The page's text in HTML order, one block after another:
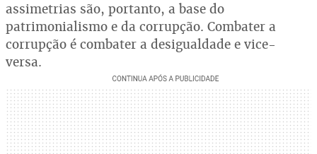
assimetrias são, portanto, a base do
patrimonialismo e da corrupção. Combater a
corrupção é combater a desigualdade e vice-
versa.